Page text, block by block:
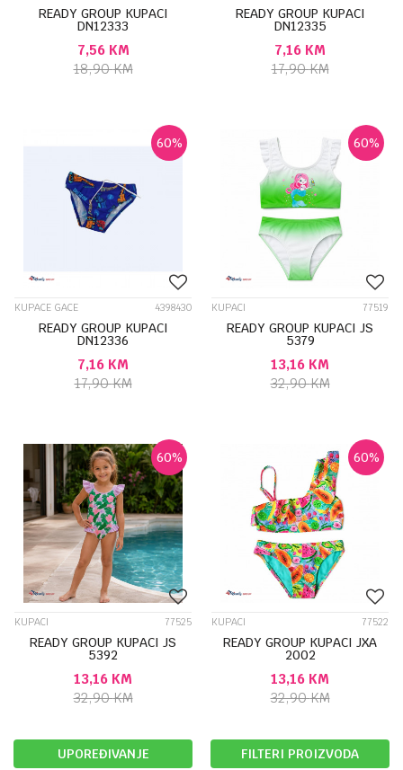
READY GROUP KUPACI
DN12333
7,56 KM
18,90KM
READY GROUP KUPACI
DN12335
7,16 KM
17,90KM
60%
KUPACE GACE 4398430
READY GROUP KUPACI
DN12336
7,16 KM
17,90KM
60%
KUPACI 77519
READY GROUP KUPACI JS
5379
13,16 KM
32,90KM
60%
KUPACI 77525
READY GROUP KUPACI JS
5392
13,16 KM
32,90KM
60%
KUPACI 77522
READY GROUP KUPACI JXA
2002
13,16 KM
32,90KM
UPOREĐIVANJE FILTERI PROIZVODA